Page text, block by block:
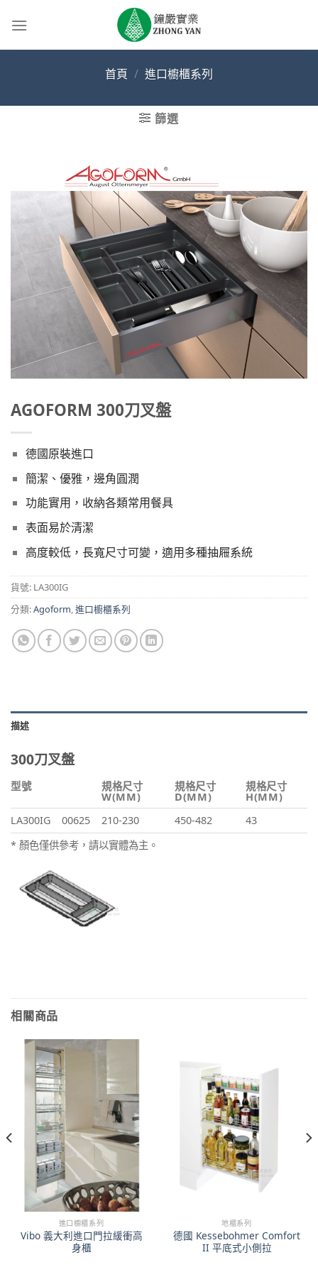
首頁 / 進口櫥櫃系列
篩選
AGOFORM 300刀叉盤
德國原裝進口
簡潔、優雅，邊角圓潤
功能實用，收納各類常用餐具
表面易於清潔
高度較低，長寬尺寸可變，適用多種抽屜系統
貨號: LA300IG
分類:Agoform,進口櫥櫃系列
描述
300刀叉盤
型號 規格尺寸
W(MM)
規格尺寸
D(MM)
規格尺寸
H(MM)
LA300IG
00625 210-230 450-482
43
* 顏色僅供參考，請以實體為主。
相關商品
進口櫥櫃系列
Vibo 義大利進口門拉緩衝高
身櫃
地櫃系列
德國 Kessebohmer Comfort
II 平底式小側拉